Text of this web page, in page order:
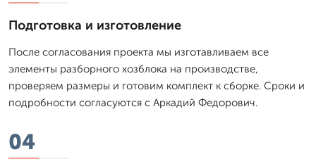
Подготовка и изготовление
После согласования проекта мы изготавливаем все
элементы разборного хозблока на производстве,
проверяем размеры и готовим комплект к сборке. Сроки и
подробности согласуются с Аркадий Федорович.
04